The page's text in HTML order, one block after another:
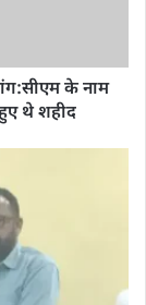
के नाम
थे शहीद